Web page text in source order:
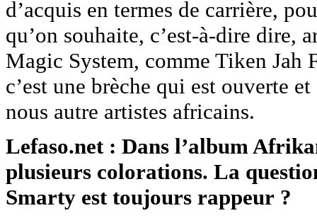
d’acquis en termes de carrière,
qu’on souhaite, c’est-à-dire dire,
Magic System, comme Tiken Jah
c’est une brèche qui est ouverte
nous autre artistes africains.
Lefaso.net : Dans l’album
plusieurs colorations. La
Smarty est toujours rappeur ?